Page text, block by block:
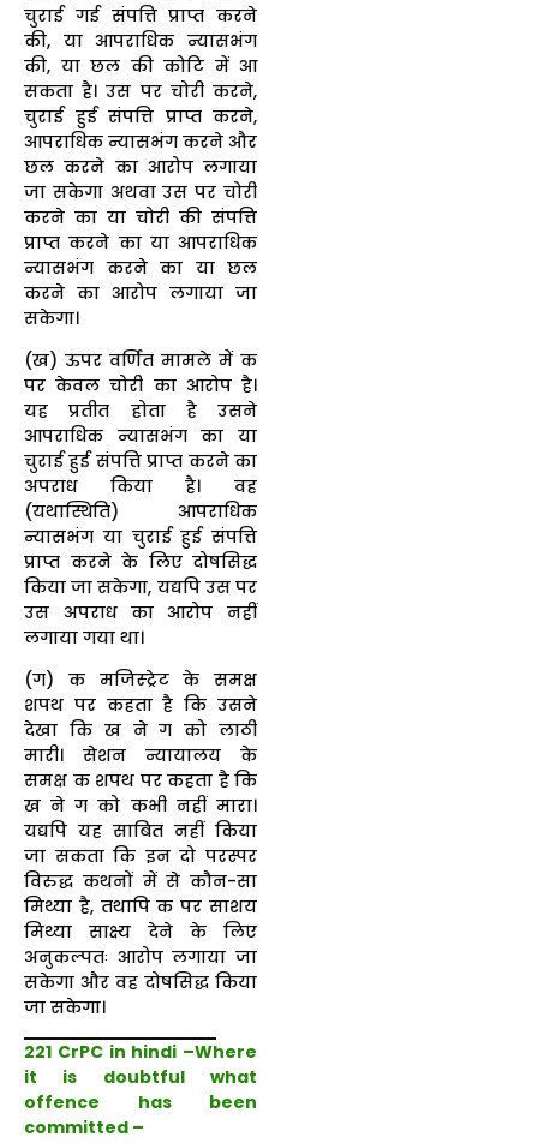
चुराई गई संपत्ति प्राप्त करने
की, या आपराधिक न्यासभंग
की, या छल की कोटि में आ
सकता है। उस पर चोरी करने,
चुराई हुई संपत्ति प्राप्त करने,
आपराधिक न्यासभंग करने और
छल करने का आरोप लगाया
जा सकेगा अथवा उस पर चोरी
करने का या चोरी की संपत्ति
प्राप्त करने का या आपराधिक
न्यासभंग करने का या छल
करने का आरोप लगाया जा
सकेगा।
(ख) ऊपर वर्णित मामले में क
पर केवल चोरी का आरोप है।
यह प्रतीत होता है उसने
आपराधिक न्यासभंग का या
चुराई हुई संपत्ति प्राप्त करने का
अपराध किया है। वह
(यथास्थिति) आपराधिक
न्यासभंग या चुराई हुई संपत्ति
प्राप्त करने के लिए दोषसिद्ध
किया जा सकेगा, यद्यपि उस पर
उस अपराध का आरोप नहीं
लगाया गया था।
(ग) क मजिस्ट्रेट के समक्ष
शपथ पर कहता है कि उसने
देखा कि ख ने ग को लाठी
मारी। सेशन न्यायालय के
समक्ष क शपथ पर कहता है कि
ख ने ग को कभी नहीं मारा।
यद्यपि यह साबित नहीं किया
जा सकता कि इन दो परस्पर
विरुद्ध कथनों में से कौन-सा
मिथ्या है, तथापि क पर साशय
मिथ्या साक्ष्य देने के लिए
अनुकल्पतः आरोप लगाया जा
सकेगा और वह दोषसिद्ध किया
जा सकेगा।
221 CrPC in hindi –Where
it is doubtful what
offence has been
committed –